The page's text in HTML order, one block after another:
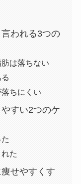
われる3つの
は落ちない
ちにくい
すい2つのケ
た
せやすくす